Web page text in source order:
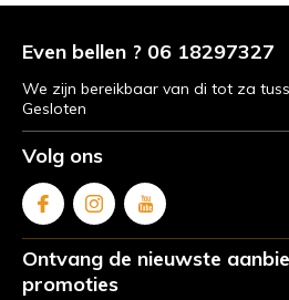
Even bellen ? 06 18297327
We zijn bereikbaar van di tot za
Gesloten
Volg ons
Ontvang de nieuwste
promoties